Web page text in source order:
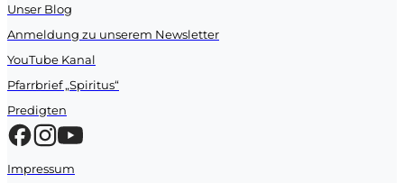
Unser Blog
Anmeldung zu unserem Newsletter
YouTube Kanal
Pfarrbrief „Spiritus“
Predigten
Impressum